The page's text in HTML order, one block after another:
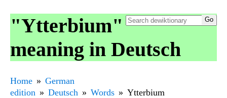
"Ytterbium"
meaning in Deutsch
Home
German
edition
Deutsch Words Ytterbium